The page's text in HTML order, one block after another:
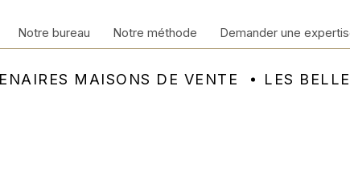
MAISONS DE VENTE LES
Notre bureau Notre méthode Demander une